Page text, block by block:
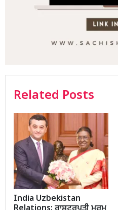
Related Posts
India Uzbekistan